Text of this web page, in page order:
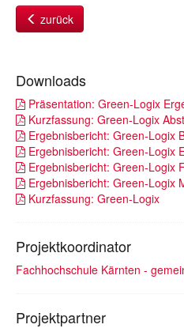
zurück
Downloads
Präsentation: Green-Logix
Kurzfassung: Green-Logix
Ergebnisbericht: Green-Logix
Ergebnisbericht: Green-Logix
Ergebnisbericht: Green-Logix
Ergebnisbericht: Green-Logix
Kurzfassung: Green-Logix
Projektkoordinator
Fachhochschule Kärnten -
Projektpartner